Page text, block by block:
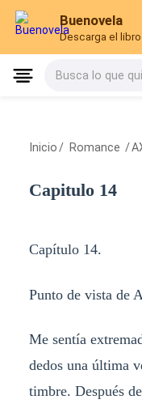
Buenovela
Descarga el
Busca lo que
Inicio / Romance /
Capitulo 14
Capítulo 14.
Punto de vista de
Me sentía
dedos una última
timbre. Después